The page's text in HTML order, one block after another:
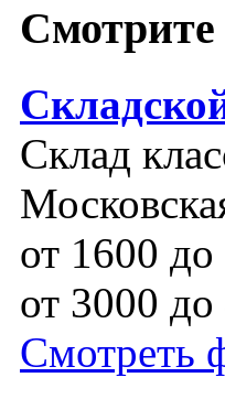
Склад
от 1600
от 3000
Смотреть